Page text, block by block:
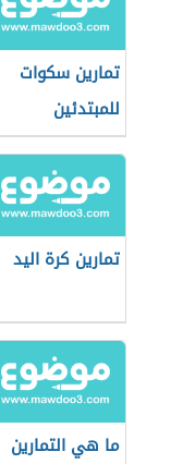
تمارين سكوات
للمبتدئين
تمارين كرة اليد
ما هي التمارين